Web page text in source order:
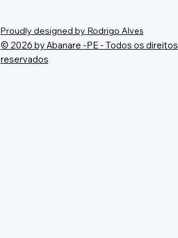
Proudly designed by Rodrigo Alves
© 2026 by Abanare -PE - Todos os direitos
reservados